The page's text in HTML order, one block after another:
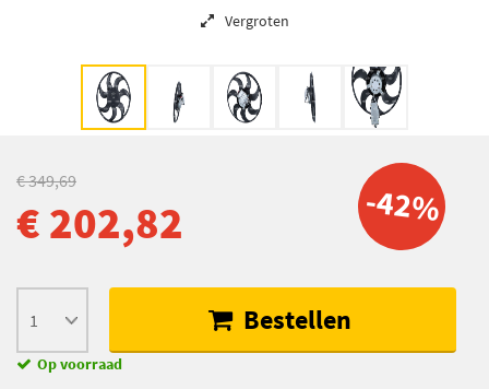
Vergroten
-42%
€ 349,69
€ 202,82
Bestellen
Op voorraad